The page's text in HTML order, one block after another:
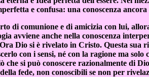
e confusa: una conoscenza ancora
di comunione e di amicizia con lui,
avviene anche nella conoscenza
Dio si è rivelato in Cristo. Questa
con i sensi, né con la ragione ma
si può conoscere razionalmente di
fede, non conoscibili se non per